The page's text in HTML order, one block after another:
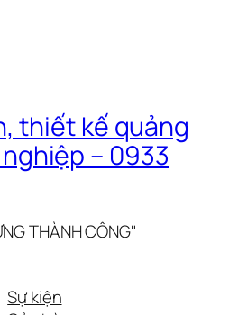
thiết kế quảng
– 0933
THÀNH CÔNG"
Sự kiện